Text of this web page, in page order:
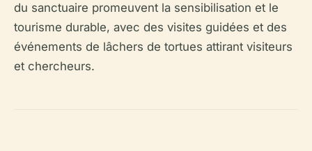
du sanctuaire promeuvent la sensibilisation et le
tourisme durable, avec des visites guidées et des
événements de lâchers de tortues attirant visiteurs
et chercheurs.